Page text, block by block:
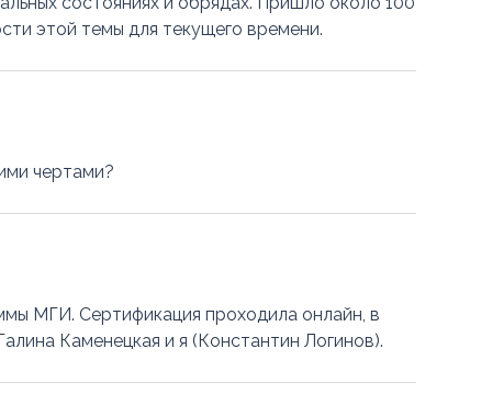
этой темы для текущего времени.
чертами?
МГИ. Сертификация проходила онлайн, в
Каменецкая и я (Константин Логинов).